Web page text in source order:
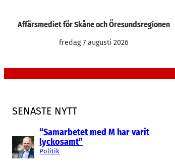
Affärsmediet för Skåne och Öresundsregionen
fredag 7 augusti 2026
SENASTE NYTT
“Samarbetet med M har varit
lyckosamt”
Politik